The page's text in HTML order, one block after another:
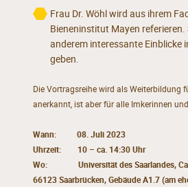
Frau Dr. Wöhl wird aus ihrem
Bieneninstitut Mayen referieren.
anderem interessante Einblicke
geben.
Die Vortragsreihe wird als Weiterbildung
anerkannt, ist aber für alle Imkerinnen
Wann: 08. Juli 2023
Uhrzeit: 10 – ca. 14:30 Uhr
Wo: Universität des Saarlandes,
66123 Saarbrücken, Gebäude A1.7 (am